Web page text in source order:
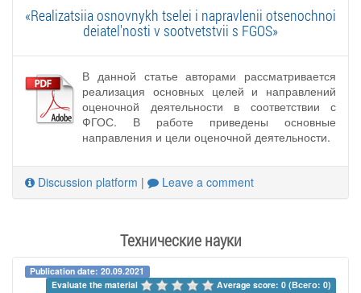
«Realizatsiia osnovnykh tselei i napravlenii otsenochnoi
deiatel'nosti v sootvetstvii s FGOS»
В данной статье авторами рассматривается
реализация основных целей и направлений
оценочной деятельности в соответствии с
ФГОС. В работе приведены основные
направления и цели оценочной деятельности.
Discussion platform | Leave a comment
Технические науки
Publication date: 20.09.2021
Evaluate the material
Average score: 0 (Всего: 0)